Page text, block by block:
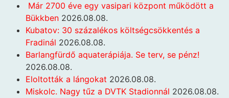
Már 2700 éve egy vasipari központ működött a
Bükkben 2026.08.08.
Kubatov: 30 százalékos költségcsökkentés a
Fradinál 2026.08.08.
Barlangfürdő aquaterápiája. Se terv, se pénz!
2026.08.08.
Eloltották a lángokat 2026.08.08.
Miskolc. Nagy tűz a DVTK Stadionnál 2026.08.08.